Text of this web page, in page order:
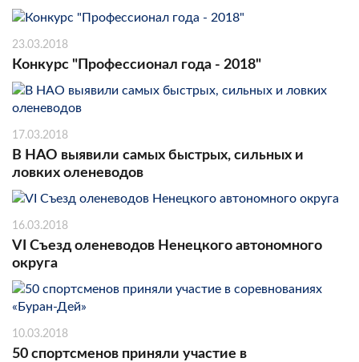
23.03.2018
Конкурс "Профессионал года - 2018"
17.03.2018
В НАО выявили самых быстрых, сильных и
ловких оленеводов
16.03.2018
VI Съезд оленеводов Ненецкого автономного
округа
10.03.2018
50 спортсменов приняли участие в